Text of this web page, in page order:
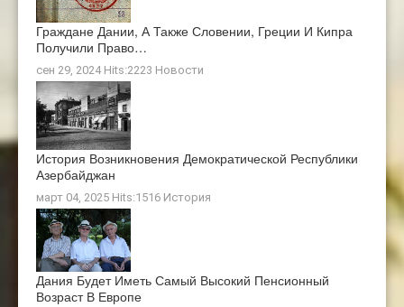
Граждане Дании, А Также Словении, Греции И Кипра
Получили Право…
сен 29, 2024 Hits:2223 Новости
История Возникновения Демократической Республики
Азербайджан
март 04, 2025 Hits:1516 История
Дания Будет Иметь Самый Высокий Пенсионный
Возраст В Европе